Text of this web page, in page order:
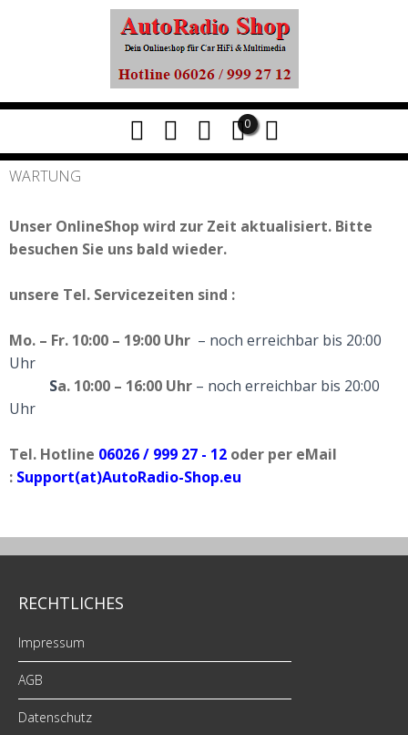
0
WARTUNG
Unser OnlineShop wird zur Zeit aktualisiert. Bitte
besuchen Sie uns bald wieder.
unsere Tel. Servicezeiten sind :
Mo. – Fr. 10:00 – 19:00 Uhr – noch erreichbar bis 20:00
Uhr
Sa. 10:00 – 16:00 Uhr – noch erreichbar bis 20:00
Uhr
Tel. Hotline 06026 / 999 27 - 12 oder per eMail
: Support(at)AutoRadio-Shop.eu
RECHTLICHES
Impressum
AGB
Datenschutz